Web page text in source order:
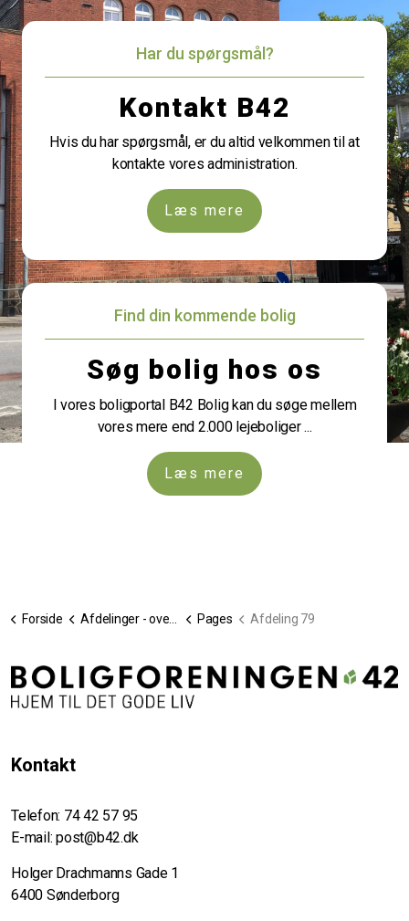
Har du spørgsmål?
Kontakt B42
Hvis du har spørgsmål, er du altid velkommen til at
kontakte vores administration.
Læs mere
Find din kommende bolig
Søg bolig hos os
I vores boligportal B42 Bolig kan du søge mellem
vores mere end 2.000 lejeboliger ...
Læs mere
Forside Afdelinger - oversigt Pages Afdeling 79
Kontakt
Telefon: 74 42 57 95
E-mail: post@b42.dk
Holger Drachmanns Gade 1
6400 Sønderborg